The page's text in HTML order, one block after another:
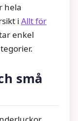
hela
i Allt för
enkel
små